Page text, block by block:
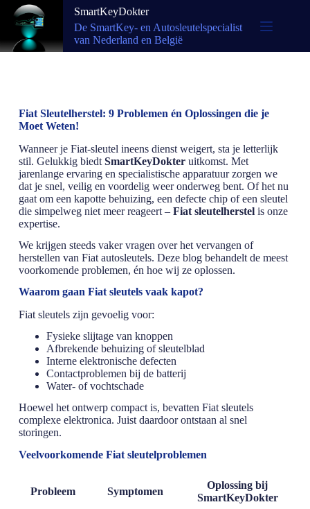
SmartKeyDokter
De SmartKey- en Autosleutelspecialist
van Nederland en België
Fiat Sleutelherstel: 9 Problemen én Oplossingen die je
Moet Weten!
Wanneer je Fiat-sleutel ineens dienst weigert, sta je letterlijk
stil. Gelukkig biedt SmartKeyDokteruitkomst. Met
jarenlange ervaring en specialistische apparatuur zorgen we
dat je snel, veilig en voordelig weer onderweg bent. Of het nu
gaat om een kapotte behuizing, een defecte chip of een sleutel
die simpelweg niet meer reageert – Fiat sleutelherstelis onze
expertise.
We krijgen steeds vaker vragen over het vervangen of
herstellen van Fiat autosleutels. Deze blog behandelt de meest
voorkomende problemen, én hoe wij ze oplossen.
Waarom gaan Fiat sleutels vaak kapot?
Fiat sleutels zijn gevoelig voor:
Fysieke slijtage van knoppen
Afbrekende behuizing of sleutelblad
Interne elektronische defecten
Contactproblemen bij de batterij
Water- of vochtschade
Hoewel het ontwerp compact is, bevatten Fiat sleutels
complexe elektronica. Juist daardoor ontstaan al snel
storingen.
Veelvoorkomende Fiat sleutelproblemen
Probleem Symptomen
Oplossing bij
SmartKeyDokter